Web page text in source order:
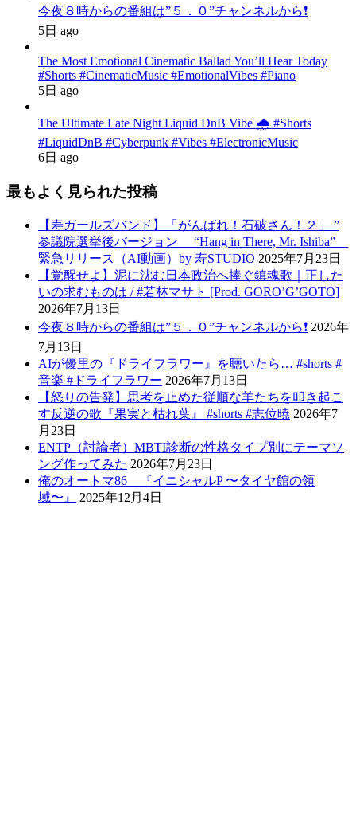
今夜８時からの番組は”５．０”チャンネルから❗️
5日 ago
The Most Emotional Cinematic Ballad You’ll Hear Today
#Shorts #CinematicMusic #EmotionalVibes #Piano
5日 ago
The Ultimate Late Night Liquid DnB Vibe 🌧️ #Shorts
#LiquidDnB #Cyberpunk #Vibes #ElectronicMusic
6日 ago
最もよく見られた投稿
【寿ガールズバンド】「がんばれ！石破さん！２」 ”
参議院選挙後バージョン “Hang in There, Mr. Ishiba”
緊急リリース（AI動画）by 寿STUDIO 2025年7月23日
【覚醒せよ】泥に沈む日本政治へ捧ぐ鎮魂歌｜正した
いの求むものは / #若林マサト [Prod. GORO’G’GOTO]
2026年7月13日
今夜８時からの番組は”５．０”チャンネルから❗️ 2026年
7月13日
AIが優里の『ドライフラワー』を聴いたら… #shorts #
音楽 #ドライフラワー 2026年7月13日
【怒りの告発】思考を止めた従順な羊たちを叩き起こ
す反逆の歌『果実と枯れ葉』 #shorts #志位暁 2026年7
月23日
ENTP（討論者）MBTI診断の性格タイプ別にテーマソ
ング作ってみた 2026年7月23日
俺のオートマ86 『イニシャルP 〜タイヤ館の領
域〜』
2025年12月4日